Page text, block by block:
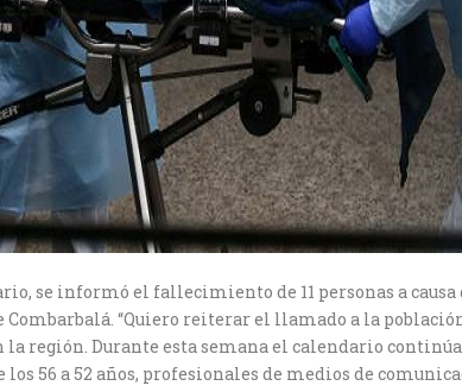
se informó el fallecimiento de 11 personas a causa
Combarbalá. “Quiero reiterar el llamado a la
región. Durante esta semana el calendario
56 a 52 años, profesionales de medios de